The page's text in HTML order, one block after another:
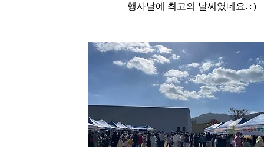
행사날에 최고의 날씨였네요. : )